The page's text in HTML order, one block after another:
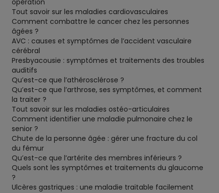
opération
Tout savoir sur les maladies cardiovasculaires
Comment combattre le cancer chez les personnes
âgées ?
AVC : causes et symptômes de l’accident vasculaire
cérébral
Presbyacousie : symptômes et traitements des troubles
auditifs
Qu’est-ce que l’athérosclérose ?
Qu’est-ce que l’arthrose, ses symptômes, et comment
la traiter ?
Tout savoir sur les maladies ostéo-articulaires
Comment identifier une maladie pulmonaire chez le
senior ?
Chute de la personne âgée : gérer une fracture du col
du fémur
Qu’est-ce que l’artérite des membres inférieurs ?
Quels sont les symptômes et traitements du glaucome
?
Ulcères gastriques : une maladie traitable facilement